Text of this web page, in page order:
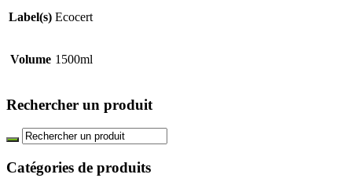
Label(s) Ecocert
Volume 1500ml
Rechercher un produit
Catégories de produits